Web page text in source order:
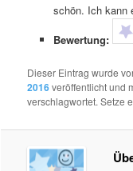
schön. Ich kann
Bewertung:
Dieser Eintrag wurde
2016veröffentlicht und
verschlagwortet. Setze